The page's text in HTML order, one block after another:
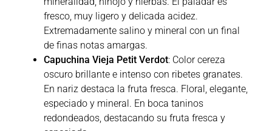
fresco, muy ligero y delicada acidez.
Extremadamente salino y mineral con un final
de finas notas amargas.
Capuchina Vieja Petit Verdot: Color cereza
oscuro brillante e intenso con ribetes granates.
En nariz destaca la fruta fresca. Floral, elegante,
especiado y mineral. En boca taninos
redondeados, destacando su fruta fresca y